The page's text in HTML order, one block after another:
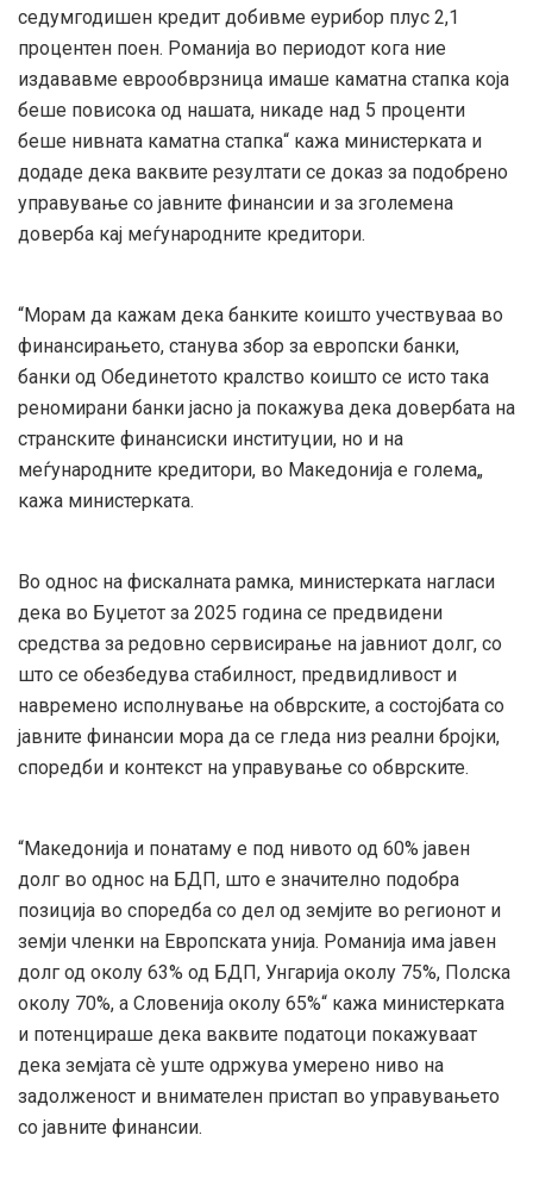
седумгодишен кредит добивме еурибор плус 2,1
процентен поен. Романија во периодот кога ние
издававме еврообврзница имаше каматна стапка која
беше повисока од нашата, никаде над 5 проценти
беше нивната каматна стапка“ кажа министерката и
додаде дека ваквите резултати се доказ за подобрено
управување со јавните финансии и за зголемена
доверба кај меѓународните кредитори.
“Морам да кажам дека банките коишто учествуваа во
финансирањето, станува збор за европски банки,
банки од Обединетото кралство коишто се исто така
реномирани банки јасно ја покажува дека довербата на
странските финансиски институции, но и на
меѓународните кредитори, во Македонија е голема„
кажа министерката.
Во однос на фискалната рамка, министерката нагласи
дека во Буџетот за 2025 година се предвидени
средства за редовно сервисирање на јавниот долг, со
што се обезбедува стабилност, предвидливост и
навремено исполнување на обврските, а состојбата со
јавните финансии мора да се гледа низ реални бројки,
споредби и контекст на управување со обврските.
“Македонија и понатаму е под нивото од 60% јавен
долг во однос на БДП, што е значително подобра
позиција во споредба со дел од земјите во регионот и
земји членки на Европската унија. Романија има јавен
долг од околу 63% од БДП, Унгарија околу 75%, Полска
околу 70%, а Словенија околу 65%“ кажа министерката
и потенцираше дека ваквите податоци покажуваат
дека земјата сè уште одржува умерено ниво на
задолженост и внимателен пристап во управувањето
со јавните финансии.